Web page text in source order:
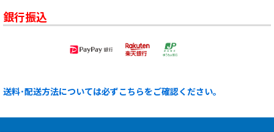
銀行振込
送料･配送方法については必ずこちらをご確認ください。